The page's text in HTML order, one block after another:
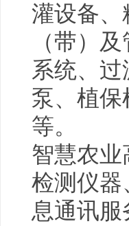
灌设备、
（带）
系统、
泵、植
等。
智慧农
检测仪器
息通讯